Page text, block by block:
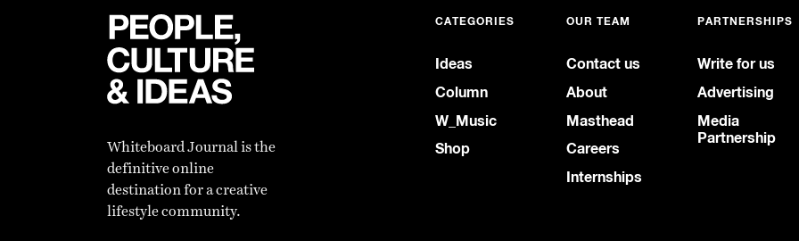
Whiteboard Journal is the
definitive online
destination for a creative
lifestyle community.
CATEGORIES
Ideas
Column
W_Music
Shop
OUR TEAM
Contact us
About
Masthead
Careers
Internships
PARTNERSHIPS
Write for us
Advertising
Media
Partnership